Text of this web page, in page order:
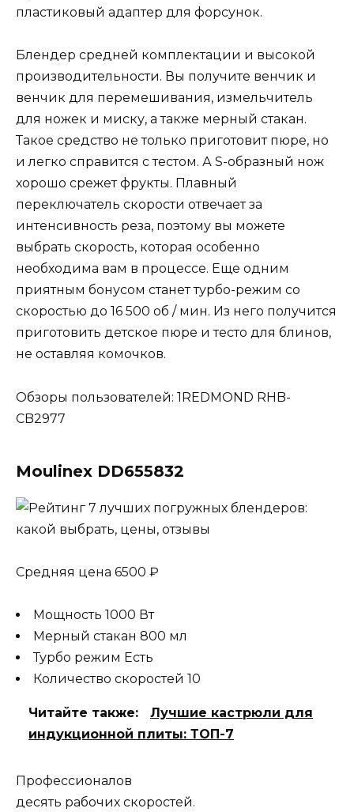
пластиковый адаптер для форсунок.
Блендер средней комплектации и высокой
производительности. Вы получите венчик и
венчик для перемешивания, измельчитель
для ножек и миску, а также мерный стакан.
Такое средство не только приготовит пюре, но
и легко справится с тестом. А S-образный нож
хорошо срежет фрукты. Плавный
переключатель скорости отвечает за
интенсивность реза, поэтому вы можете
выбрать скорость, которая особенно
необходима вам в процессе. Еще одним
приятным бонусом станет турбо-режим со
скоростью до 16 500 об / мин. Из него получится
приготовить детское пюре и тесто для блинов,
не оставляя комочков.
Обзоры пользователей: 1REDMOND RHB-
CB2977
Moulinex DD655832
Средняя цена 6500 ₽
Мощность 1000 Вт
Мерный стакан 800 мл
Турбо режим Есть
Количество скоростей 10
Читайте также:
Лучшие кастрюли для
индукционной плиты: ТОП-7
Профессионалов
десять рабочих скоростей.